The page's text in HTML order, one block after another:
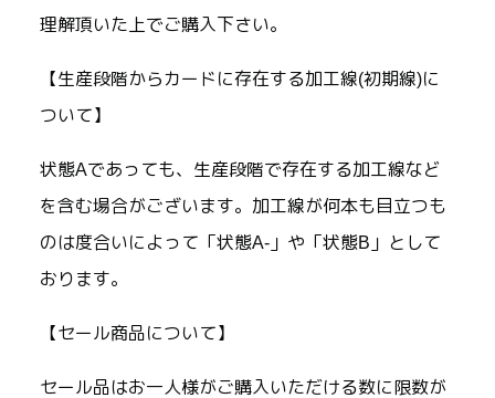
理解頂いた上でご購入下さい。
【生産段階からカードに存在する加工線(初期線)に
ついて】
状態Aであっても、生産段階で存在する加工線など
を含む場合がございます。加工線が何本も目立つも
のは度合いによって「状態A-」や「状態B」として
おります。
【セール商品について】
セール品はお一人様がご購入いただける数に限数が